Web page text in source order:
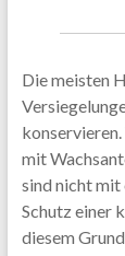
Die meisten
mit
sind nicht
Schutz einer
diesem